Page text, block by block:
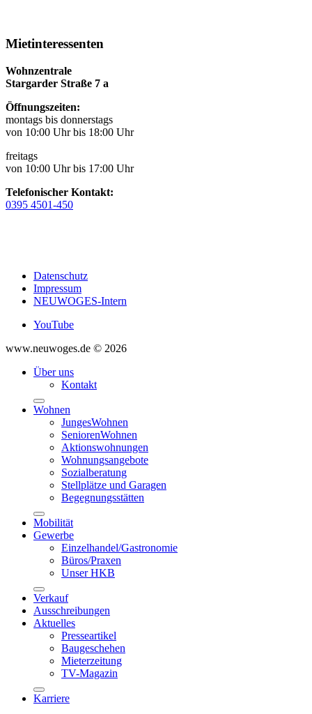
Mietinteressenten
Wohnzentrale
Stargarder Straße 7 a
Öffnungszeiten:
montags bis donnerstags
von 10:00 Uhr bis 18:00 Uhr
freitags
von 10:00 Uhr bis 17:00 Uhr
Telefonischer Kontakt:
0395 4501-450
Datenschutz
Impressum
NEUWOGES-Intern
YouTube
www.neuwoges.de © 2026
Über uns
Kontakt
Wohnen
JungesWohnen
SeniorenWohnen
Aktionswohnungen
Wohnungsangebote
Sozialberatung
Stellplätze und Garagen
Begegnungsstätten
Mobilität
Gewerbe
Einzelhandel/Gastronomie
Büros/Praxen
Unser HKB
Verkauf
Ausschreibungen
Aktuelles
Presseartikel
Baugeschehen
Mieterzeitung
TV-Magazin
Karriere